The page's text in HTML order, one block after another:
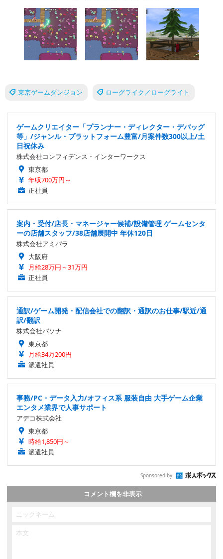
東京ゲームダンジョン ローグライク／ローグライト
ゲームクリエイター「プランナー・ディレクター・デバッグ
等」/ジャンル・プラットフォーム豊富/月案件数300以上/土
日祝休み
株式会社コンフィデンス・インターワークス
東京都
年収700万円～
正社員
案内・受付/店長・マネージャー候補/設備管理 ゲームセンタ
ーの店舗スタッフ/38店舗展開中 年休120日
株式会社アミパラ
大阪府
月給28万円～31万円
正社員
通訳/ゲーム開発・配信会社での翻訳・通訳のお仕事/駅近/通
訳/翻訳
株式会社パソナ
東京都
月給34万200円
派遣社員
事務/PC・データ入力/オフィス系 服装自由 大手ゲーム企業
エンタメ業界で人事サポート
アデコ株式会社
東京都
時給1,850円～
派遣社員
Sponsored by
コメント欄を非表示